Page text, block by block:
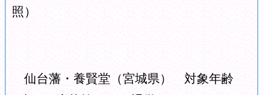
照）
仙台藩・養賢堂（宮城県） 対象年齢